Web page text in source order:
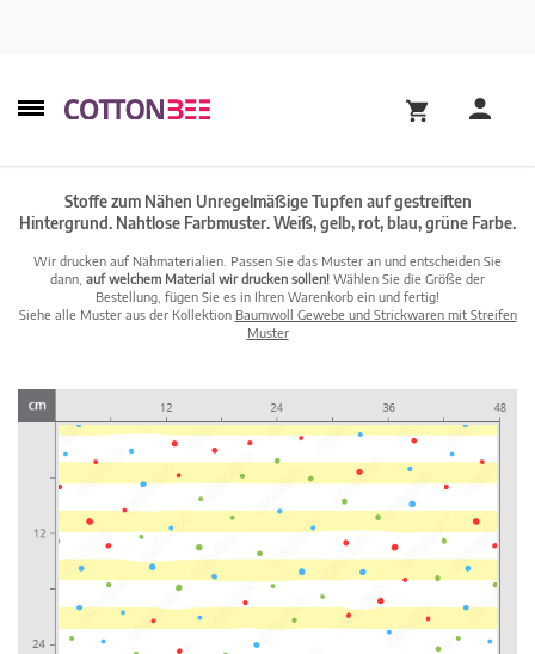
Stoffe zum Nähen Unregelmäßige Tupfen auf gestreiften
Hintergrund. Nahtlose Farbmuster. Weiß, gelb, rot, blau, grüne Farbe.
Wir drucken auf Nähmaterialien. Passen Sie das Muster an und entscheiden Sie
dann, auf welchem Material wir drucken sollen! Wählen Sie die Größe der
Bestellung, fügen Sie es in Ihren Warenkorb ein und fertig!
Siehe alle Muster aus der Kollektion Baumwoll Gewebe und Strickwaren mit Streifen
Muster